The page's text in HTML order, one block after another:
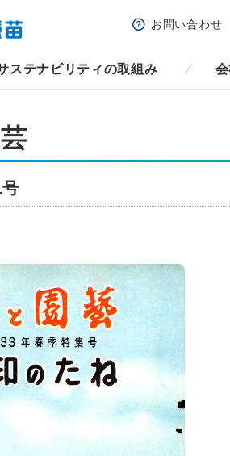
ステナビリティの取組み
お問い合わせ